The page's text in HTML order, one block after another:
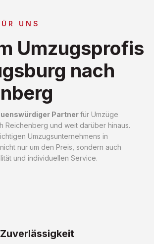
UNS
Umzugsprofis
nach
Partnerfür Umzüge
Reichenberg und weit darüber hinaus.
Umzugsunternehmens in
nur um den Preis, sondern auch
und individuellen Service.